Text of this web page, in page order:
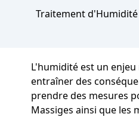
Traitement d'Humidité
L'humidité est un
entraîner des
prendre des mesures
Massiges ainsi que les